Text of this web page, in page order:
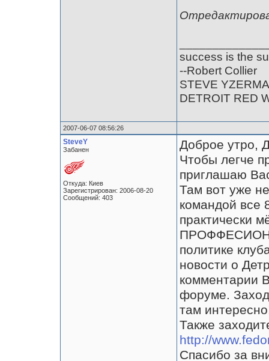
success is the
--Robert Collier
STEVE
DETROIT RED
2007-06-07 08:56:26
SteveY
Забанен
Откуда: Киев
Зарегистрирован: 2006-08-20
Сообщений: 403
Доброе утро,
Чтобы легче
приглашаю
Там вот уже
командой
практически
политике
новости о
комментарии
форуме.
там
Также
http://
Спасибо за